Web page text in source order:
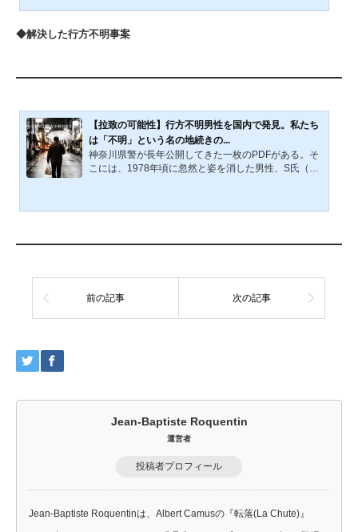
な手口は、権力への憧れを抱く経営者心理を突いたも
病死。背後に囁かれた政界人脈の影は解明されず、事
は、形を変えながら今も続いている。政治家が集める
◆解決した行方不明事案
【拉致の可能性】行方不明男性を国内で発見。私たち
は「不明」という名の地続きの...
神奈川県警が長年公開してきた一枚のPDFがある。そ
こには、1978年頃に忽然と姿を消した男性、S氏（現
を眺めるたび、彼の時間はあの日、あの場所で停止し
警によると、男性は1978年ごろに小田原市内の自宅か
ら行方が分からなく...
前の記事 次の記事
Jean-Baptiste Roquentin
運営者
投稿者プロフィール
Jean-Baptiste Roquentinは、Albert Camusの『転落(La Chute)』